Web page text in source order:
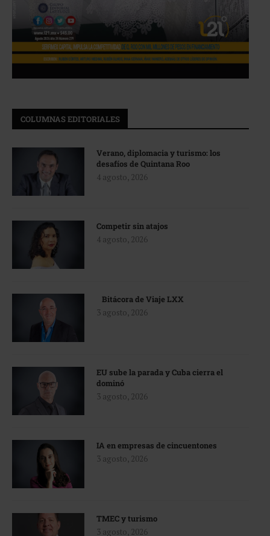
COLUMNAS EDITORIALES
Verano, diplomacia y turismo: los
desafíos de Quintana Roo
4 agosto, 2026
Competir sin atajos
4 agosto, 2026
Bitácora de Viaje LXX
3 agosto, 2026
EU sube la parada y Cuba cierra el
dominó
3 agosto, 2026
IA en empresas de cincuentones
3 agosto, 2026
TMEC y turismo
3 agosto, 2026